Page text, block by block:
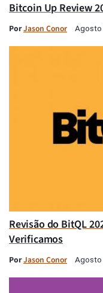
Bitcoin Up Review
PorJason Conor Agosto
Revisão do BitQL
Verificamos
PorJason Conor Agosto